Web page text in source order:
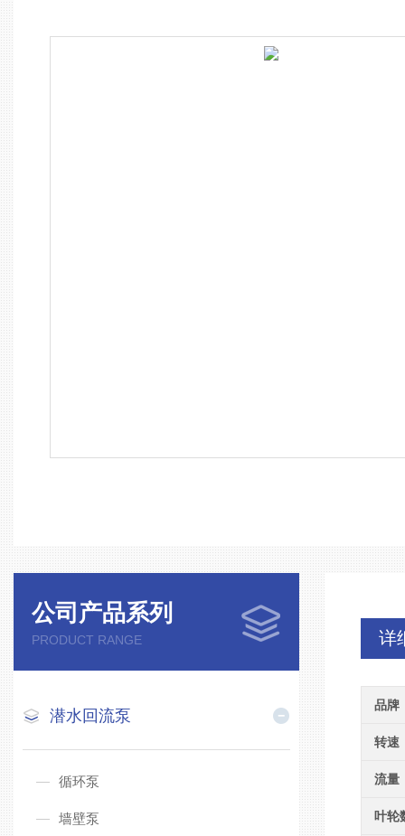
公司产品系列
PRODUCT RANGE
潜水回流泵
循环泵
墙壁泵
详
品牌
转速
流量
叶轮